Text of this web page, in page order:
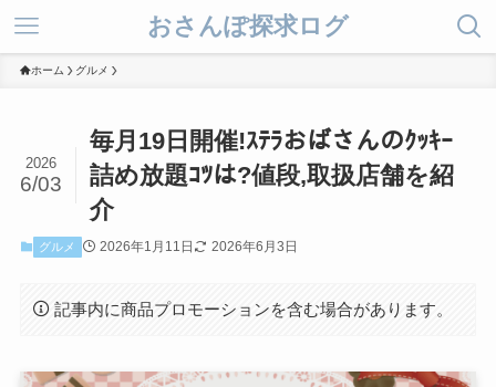
おさんぽ探求ログ
ホーム グルメ
毎月19日開催!ｽﾃﾗおばさんのｸｯｷｰ
詰め放題ｺﾂは?値段,取扱店舗を紹
介
2026
6/03
グルメ 2026年1月11日 2026年6月3日
記事内に商品プロモーションを含む場合があります。